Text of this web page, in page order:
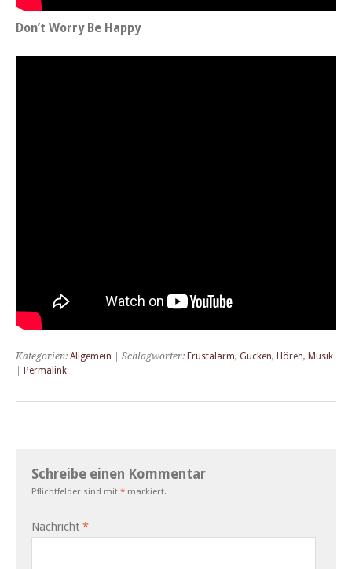
Don’t Wor­ry Be Happy
Kategorien: Allgemein | Schlagwörter: Frustalarm, Gucken, Hören, Musik
Permalink
Schreibe einen Kommentar
Pflichtfelder sind mit * markiert.
Nachricht *